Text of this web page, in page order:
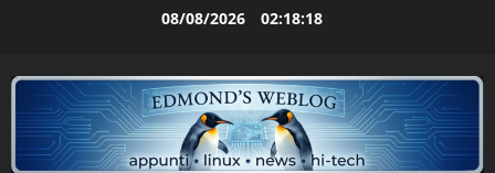
08/08/2026 02:18:19